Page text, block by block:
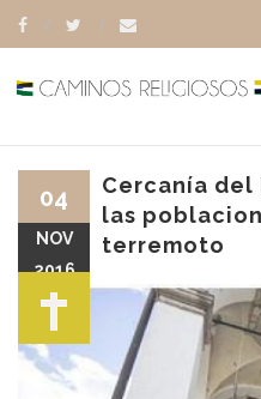
Cercanía del
las
terremoto
04
NOV
2016